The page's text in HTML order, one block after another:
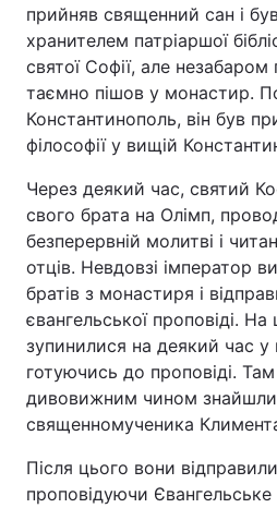
прийняв священний сан і
хранителем патріаршої
святої Софії, але
таємно пішов у монастир.
Константинополь, він був
філософії у вищій
Через деякий час, святий
свого брата на Олімп,
безперервній молитві і
отців. Невдовзі імператор
братів з монастиря і
євангельської проповіді.
зупинилися на деякий час у
готуючись до проповіді. Там
дивовижним чином
священномученика
Після цього вони
проповідуючи